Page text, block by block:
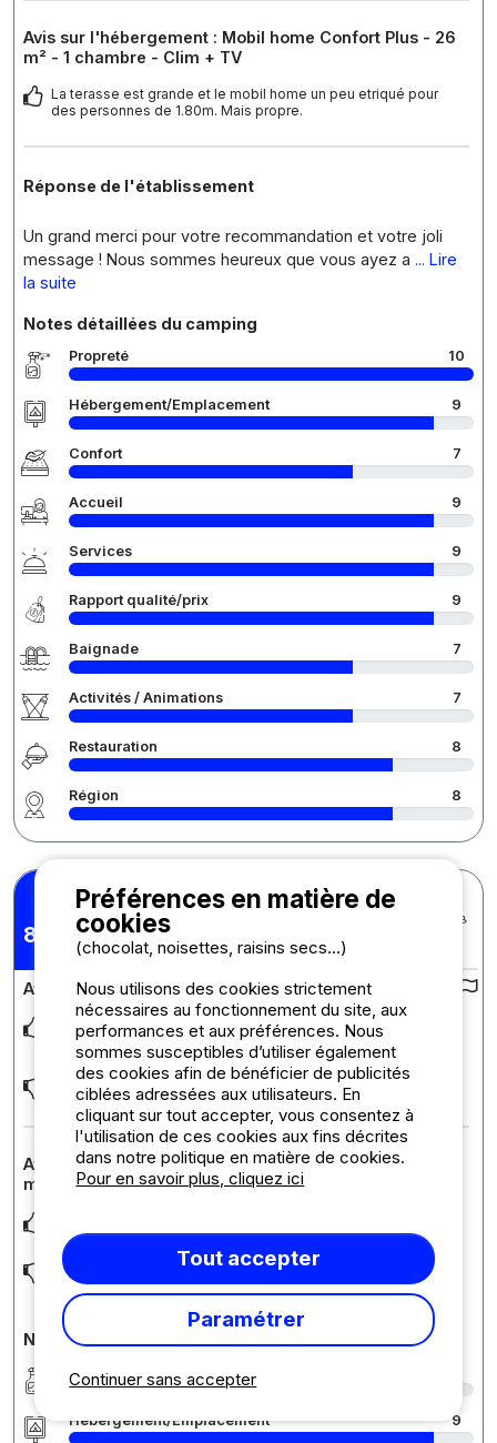
Avis sur l'hébergement : Mobil home Confort Plus - 26
m² - 1 chambre - Clim + TV
La terasse est grande et le mobil home un peu etriqué pour
des personnes de 1.80m. Mais propre.
Réponse de l'établissement
Un grand merci pour votre recommandation et votre joli
message ! Nous sommes heureux que vous ayez a ... Lire
la suite
Notes détaillées du camping
Propreté 10
Hébergement/Emplacement 9
Confort 7
Accueil 9
Services 9
Rapport qualité/prix 9
Baignade 7
Activités / Animations 7
Restauration 8
Région 8
8,43 /10
michel D.
Posté le 07/05/2026
Séjour : 28/04/2026 -
05/05/2026
Avis sur le camping :
réponse immédiate : pose d'un rideau absent sur fenêtre
cuisine
TV ne fonctionne pas par temps de pluie
Avis sur l'hébergement : Mobil-home Confort Plus - 31
m² - 3 chambres - Clim + TV
les chaises séjour non confortables
Notes détaillées du camping
Propreté
Hébergement/Emplacement 9
Continuer sans accepter
Préférences en matière de
cookies
(chocolat, noisettes, raisins secs...)
Nous utilisons des cookies strictement
nécessaires au fonctionnement du site, aux
performances et aux préférences. Nous
sommes susceptibles d’utiliser également
des cookies afin de bénéficier de publicités
ciblées adressées aux utilisateurs. En
cliquant sur tout accepter, vous consentez à
l'utilisation de ces cookies aux fins décrites
dans notre politique en matière de cookies.
Pour en savoir plus, cliquez ici
Tout accepter
Paramétrer